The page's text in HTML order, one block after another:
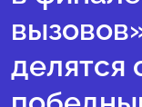
делятся